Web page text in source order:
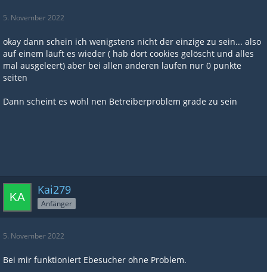
5. November 2022
okay dann schein ich wenigstens nicht der einzige zu sein... also
auf einem läuft es wieder ( hab dort cookies gelöscht und alles
mal ausgeleert) aber bei allen anderen laufen nur 0 punkte
seiten
Dann scheint es wohl nen Betreiberproblem grade zu sein
Kai279
Anfänger
5. November 2022
Bei mir funktioniert Ebesucher ohne Problem.